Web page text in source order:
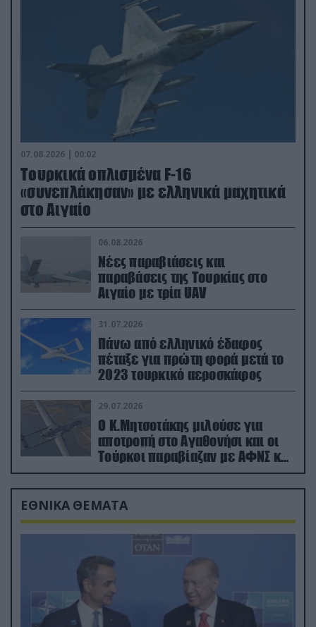
07.08.2026 | 00:02
Τουρκικά οπλισμένα F-16
«συνεπλάκησαν» με ελληνικά μαχητικά
στο Αιγαίο
06.08.2026
Νέες παραβιάσεις και
παραβάσεις της Τουρκίας στο
Αιγαίο με τρία UAV
31.07.2026
Πάνω από ελληνικό έδαφος
πέταξε για πρώτη φορά μετά το
2023 τουρκικό αεροσκάφος
29.07.2026
Ο Κ.Μητσοτάκης μιλούσε για
αποτροπή στο Αγαθονήσι και οι
Τούρκοι παραβίαζαν με ΑΦΝΣ και
drone
ΕΘΝΙΚΑ ΘΕΜΑΤΑ